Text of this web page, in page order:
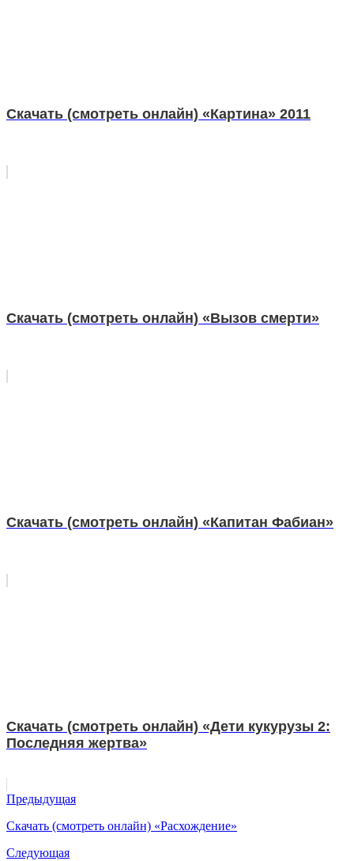
Скачать (смотреть онлайн) «Картина» 2011
Скачать (смотреть онлайн) «Вызов смерти»
Скачать (смотреть онлайн) «Капитан Фабиан»
Скачать (смотреть онлайн) «Дети кукурузы 2:
Последняя жертва»
Предыдущая
Скачать (смотреть онлайн) «Расхождение»
Следующая